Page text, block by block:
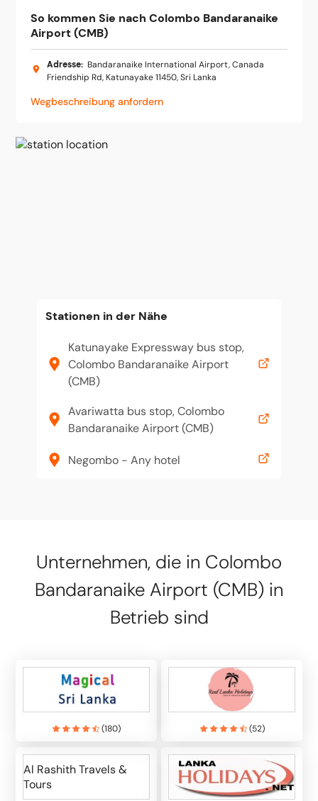
So kommen Sie nach Colombo Bandaranaike
Airport (CMB)
Adresse: Bandaranaike International Airport, Canada
Friendship Rd, Katunayake 11450, Sri Lanka
Wegbeschreibung anfordern
Stationen in der Nähe
Katunayake Expressway bus stop,
Colombo Bandaranaike Airport
(CMB)
Avariwatta bus stop, Colombo
Bandaranaike Airport (CMB)
Negombo - Any hotel
Unternehmen, die in Colombo
Bandaranaike Airport (CMB) in
Betrieb sind
(180) (52)
Al Rashith Travels &
Tours